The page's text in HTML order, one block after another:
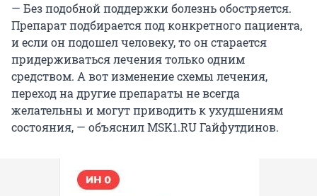
— Без подобной поддержки болезнь обостряется.
Препарат подбирается под конкретного пациента,
и если он подошел человеку, то он старается
придерживаться лечения только одним
средством. А вот изменение схемы лечения,
переход на другие препараты не всегда
желательны и могут приводить к ухудшениям
состояния, — объяснил MSK1.RU Гайфутдинов.